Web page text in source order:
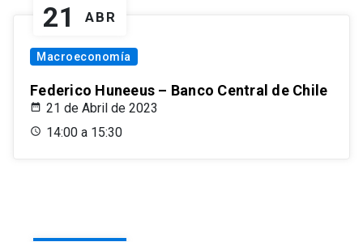
21 ABR
Macroeconomía
Federico Huneeus – Banco Central de Chile
21 de Abril de 2023
14:00 a 15:30